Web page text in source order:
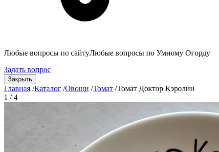
Любые вопросы по сайтуЛюбые вопросы по Умному Огорду
Задать вопрос
Закрыть
Главная /Каталог /Овощи /Томат /Томат Доктор Кэролин
1 / 4